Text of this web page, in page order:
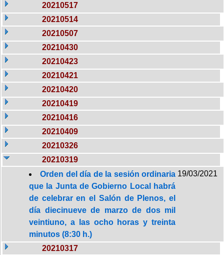
20210517
20210514
20210507
20210430
20210423
20210421
20210420
20210419
20210416
20210409
20210326
20210319
Orden del día de la sesión ordinaria
que la Junta de Gobierno Local habrá
de celebrar en el Salón de Plenos, el
día diecinueve de marzo de dos mil
veintiuno, a las ocho horas y treinta
minutos (8:30 h.)
19/03/2021
20210317